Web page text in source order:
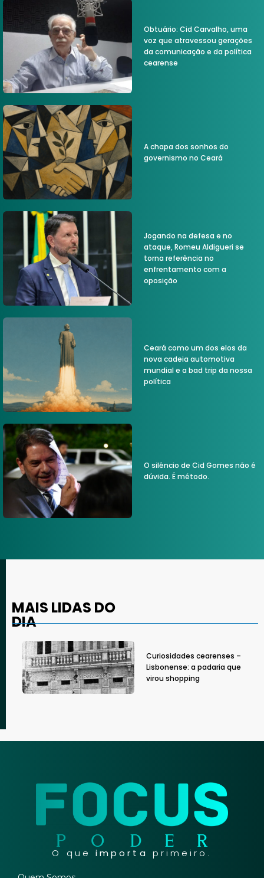
Obtuário: Cid Carvalho, uma
voz que atravessou gerações
da comunicação e da política
cearense
A chapa dos sonhos do
governismo no Ceará
Jogando na defesa e no
ataque, Romeu Aldigueri se
torna referência no
enfrentamento com a
oposição
Ceará como um dos elos da
nova cadeia automotiva
mundial e a bad trip da nossa
política
O silêncio de Cid Gomes não é
dúvida. É método.
MAIS LIDAS DO
DIA
Curiosidades cearenses –
Lisbonense: a padaria que
virou shopping
O que importa primeiro.